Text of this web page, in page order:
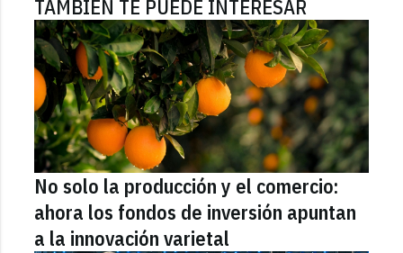
TAMBIÉN TE PUEDE INTERESAR
No solo la producción y el comercio:
ahora los fondos de inversión apuntan
a la innovación varietal